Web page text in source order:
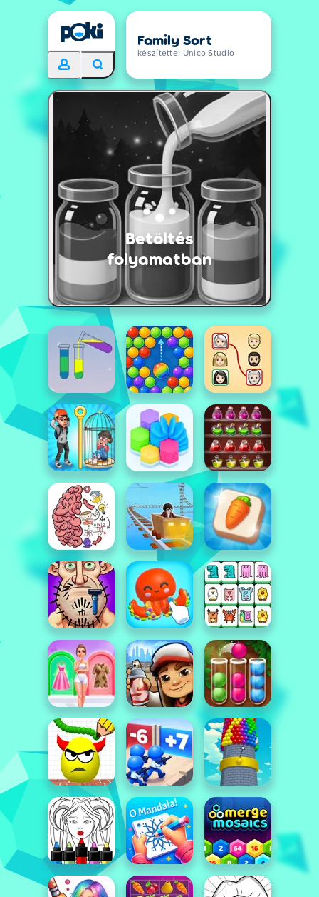
Family Sort
készítette: Unico Studio
Betöltés
folyamatban